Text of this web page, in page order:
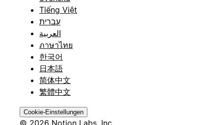
Tiếng Việt
עברית
العربية
ภาษาไทย
한국어
日本語
简体中文
繁體中文
Cookie-Einstellungen